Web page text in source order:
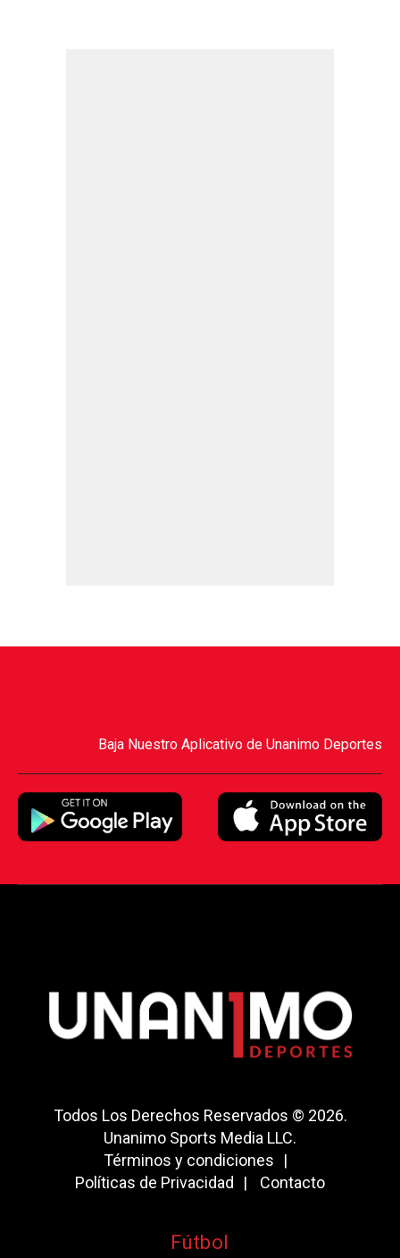
Baja Nuestro Aplicativo de Unanimo Deportes
Todos Los Derechos Reservados © 2026.
Unanimo Sports Media LLC.
Términos y condiciones
Políticas de Privacidad
Contacto
Fútbol